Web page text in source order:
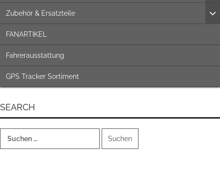
Zubehör & Ersatzteile
FANARTIKEL
Fahrerausstattung
GPS Tracker Sortiment
SEARCH
nach: